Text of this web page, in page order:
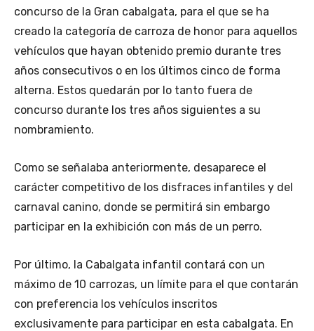
concurso de la Gran cabalgata, para el que se ha
creado la categoría de carroza de honor para aquellos
vehículos que hayan obtenido premio durante tres
años consecutivos o en los últimos cinco de forma
alterna. Estos quedarán por lo tanto fuera de
concurso durante los tres años siguientes a su
nombramiento.
Como se señalaba anteriormente, desaparece el
carácter competitivo de los disfraces infantiles y del
carnaval canino, donde se permitirá sin embargo
participar en la exhibición con más de un perro.
Por último, la Cabalgata infantil contará con un
máximo de 10 carrozas, un límite para el que contarán
con preferencia los vehículos inscritos
exclusivamente para participar en esta cabalgata. En